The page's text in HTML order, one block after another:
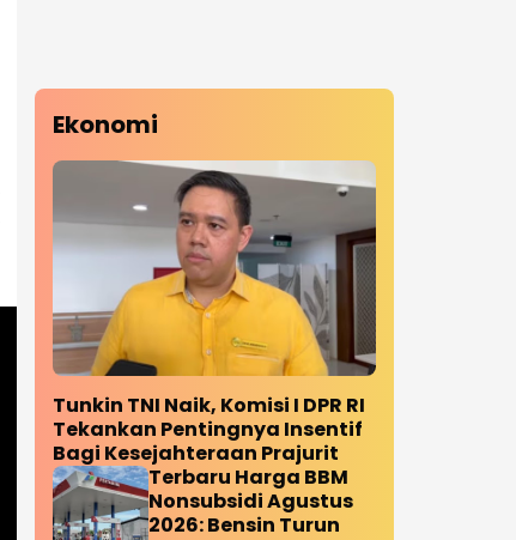
Ekonomi
Tunkin TNI Naik, Komisi I DPR RI
Tekankan Pentingnya Insentif
Bagi Kesejahteraan Prajurit
Terbaru Harga BBM
Nonsubsidi Agustus
2026: Bensin Turun